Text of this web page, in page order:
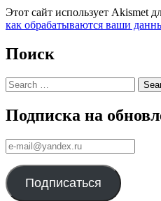
Этот сайт использует Akismet
как обрабатываются ваши
Поиск
Search
Подписка на
е-
mail@yandex.ru
Подписаться